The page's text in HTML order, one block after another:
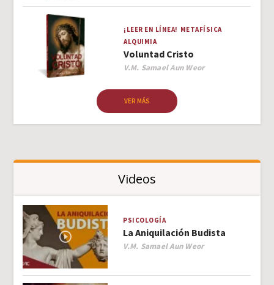
¡LEER EN LÍNEA! METAFÍSICA
ALQUIMIA
Voluntad Cristo
Author
V.M. Samael Aun Weor
VER MÁS
Videos
PSICOLOGÍA
La Aniquilación Budista
Author
V.M. Samael Aun Weor